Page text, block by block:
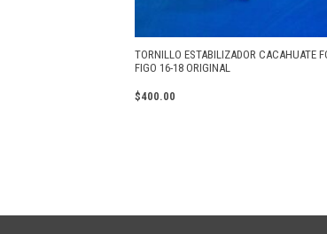
TORNILLO ESTABILIZADOR CACAHUATE
FIGO 16-18 ORIGINAL
$400.00